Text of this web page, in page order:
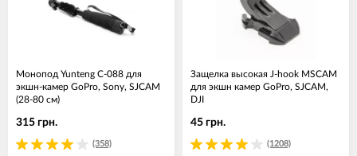
Монопод Yunteng С-088 для
экшн-камер GoPro, Sony, SJCAM
(28-80 см)
(358)
315 грн.
Защелка высокая J-hook MSCAM
для экшн камер GoPro, SJCAM,
DJI
(1208)
45 грн.